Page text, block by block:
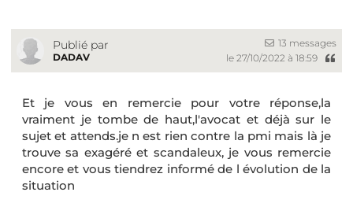
Publié par
DADAV
13 messages
le 27/10/2022 à 18:59
Et je vous en remercie pour votre réponse,la
vraiment je tombe de haut,l'avocat et déjà sur le
sujet et attends.je n est rien contre la pmi mais là je
trouve sa exagéré et scandaleux, je vous remercie
encore et vous tiendrez informé de l évolution de la
situation